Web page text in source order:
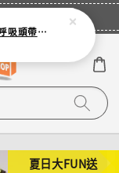
夏日大FUN送
【COMPRESSPORT】窄版止汗呼吸頭帶2.0_【零碼】